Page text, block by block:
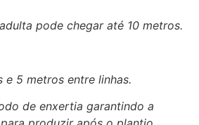
pode chegar até 10 metros.
e 5 metros entre linhas.
de enxertia garantindo a